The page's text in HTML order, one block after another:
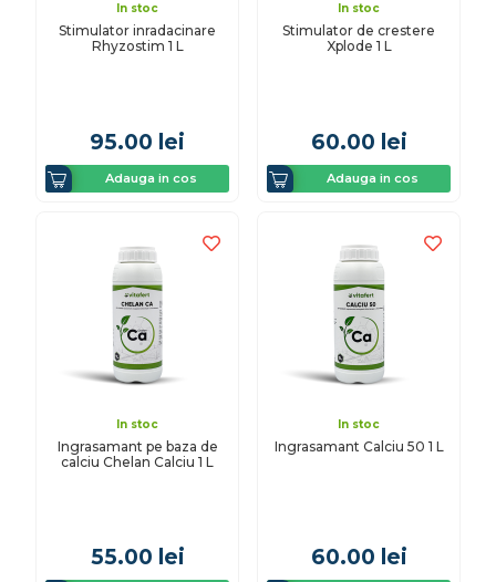
In stoc
Stimulator inradacinare
Rhyzostim 1 L
95.00 lei
Adauga in cos
In stoc
Stimulator de crestere
Xplode 1 L
60.00 lei
Adauga in cos
In stoc
Ingrasamant pe baza de
calciu Chelan Calciu 1 L
55.00 lei
In stoc
Ingrasamant Calciu 50 1 L
60.00 lei